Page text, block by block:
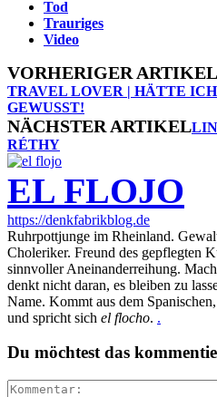
Tod
Trauriges
Video
VORHERIGER ARTIKEL
TRAVEL LOVER | HÄTTE
GEWUSST!
NÄCHSTER ARTIKEL
RÉTHY
EL FLOJO
https://denkfabrikblog.de
Ruhrpottjunge im Rheinland.
Choleriker. Freund des gepflegten
sinnvoller Aneinanderreihung.
denkt nicht daran, es bleiben zu
Name. Kommt aus dem
und spricht sich el flocho. .
Du möchtest das